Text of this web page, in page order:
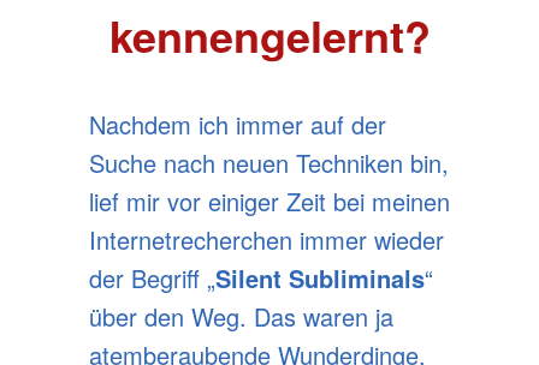
kennengelernt?
Nachdem ich immer auf der
Suche nach neuen Techniken bin,
lief mir vor einiger Zeit bei meinen
Internetrecherchen immer wieder
der Begriff „Silent Subliminals“
über den Weg. Das waren ja
atemberaubende Wunderdinge,